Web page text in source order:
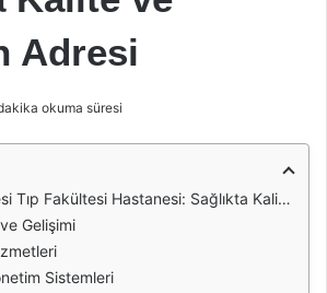
Adresi
okuma süresi
Hastanesi: Sağlıkta Kalite ve Güvenin Adresi
Gelişimi
Sistemleri